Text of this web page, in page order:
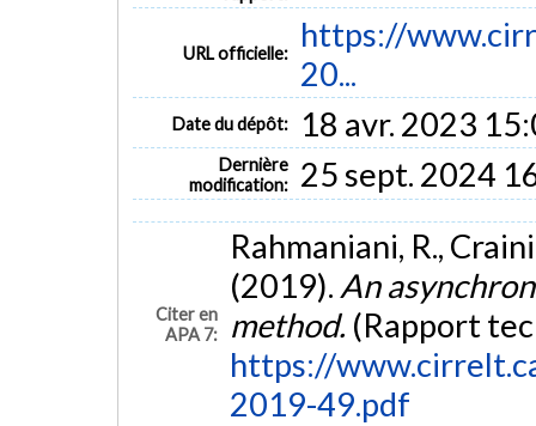
URL officielle:
https://
20...
Date du dépôt: 18 avr. 2023
Dernière
modification:
25 sept. 2024
Citer en
APA 7:
Rahmaniani, R.,
(2019). An
method. (Rapport
https://
2019-49.pdf